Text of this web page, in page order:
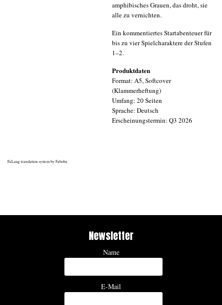
amphibisches Grauen, das droht, sie
alle zu vernichten.
Ein kommentiertes Startabenteuer für
bis zu vier Spielcharaktere der Stufen
1–2.
Produktdaten
Format: A5, Softcover
(Klammerheftung)
Umfang: 20 Seiten
Sprache: Deutsch
Erscheinungstermin: Q3 2026
FaLang translation system by Faboba
Newsletter
Name
E-Mail